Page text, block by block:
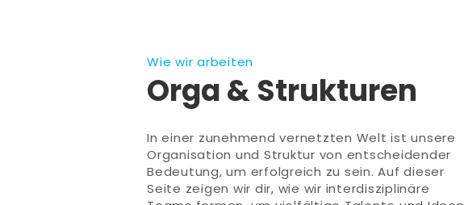
Wie wir arbeiten
Orga & Strukturen
In einer zunehmend vernetzten Welt ist unsere
Organisation und Struktur von entscheidender
Bedeutung, um erfolgreich zu sein. Auf dieser
Seite zeigen wir dir, wie wir interdisziplinäre